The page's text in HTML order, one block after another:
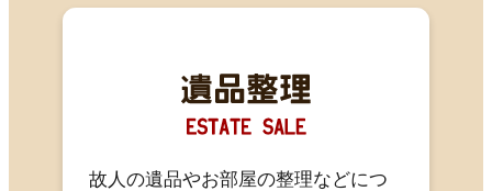
故人の遺品やお部屋の整理などにつ